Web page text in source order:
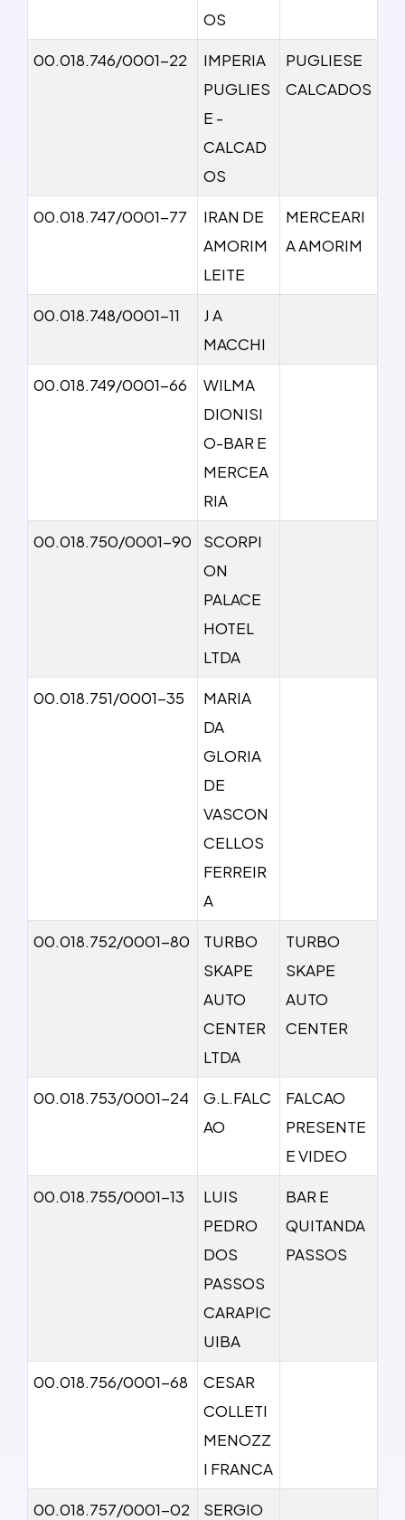
OS
00.018.746/0001-22
IMPERIA
PUGLIES
E -
CALCAD
OS
PUGLIESE
CALCADOS
00.018.747/0001-77
IRAN DE
AMORIM
LEITE
MERCEARI
A AMORIM
00.018.748/0001-11
J A
MACCHI
00.018.749/0001-66
WILMA
DIONISI
O-BAR E
MERCEA
RIA
00.018.750/0001-90
SCORPI
ON
PALACE
HOTEL
LTDA
00.018.751/0001-35
MARIA
DA
GLORIA
DE
VASCON
CELLOS
FERREIR
A
00.018.752/0001-80
TURBO
SKAPE
AUTO
CENTER
LTDA
TURBO
SKAPE
AUTO
CENTER
00.018.753/0001-24
G.L.FALC
AO
FALCAO
PRESENTE
E VIDEO
00.018.755/0001-13
LUIS
PEDRO
DOS
PASSOS
CARAPIC
UIBA
BAR E
QUITANDA
PASSOS
00.018.756/0001-68
CESAR
COLLETI
MENOZZ
I FRANCA
00.018.757/0001-02
SERGIO